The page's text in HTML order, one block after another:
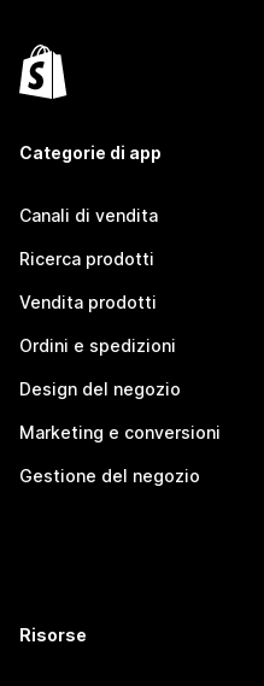
Categorie di app
Canali di vendita
Ricerca prodotti
Vendita prodotti
Ordini e spedizioni
Design del negozio
Marketing e conversioni
Gestione del negozio
Risorse